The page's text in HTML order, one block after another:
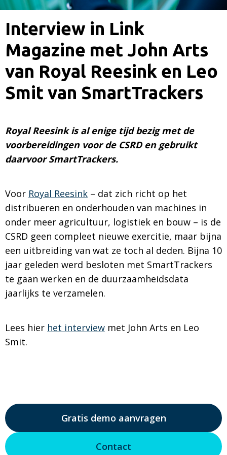
Interview in Link
Magazine met John Arts
van Royal Reesink en Leo
Smit van SmartTrackers
Royal Reesink is al enige tijd bezig met de
voorbereidingen voor de CSRD en gebruikt
daarvoor SmartTrackers.
Voor Royal Reesink – dat zich richt op het
distribueren en onderhouden van machines in
onder meer agricultuur, logistiek en bouw – is de
CSRD geen compleet nieuwe exercitie, maar bijna
een uitbreiding van wat ze toch al deden. Bijna 10
jaar geleden werd besloten met SmartTrackers
te gaan werken en de duurzaamheidsdata
jaarlijks te verzamelen.
Lees hier het interview met John Arts en Leo
Smit.
Gratis demo aanvragen
Contact